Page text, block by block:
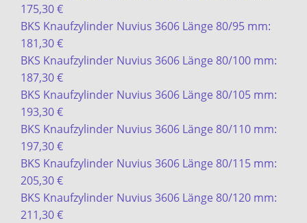
175,30 €
BKS Knaufzylinder Nuvius 3606 Länge 80/95 mm:
181,30 €
BKS Knaufzylinder Nuvius 3606 Länge 80/100 mm:
187,30 €
BKS Knaufzylinder Nuvius 3606 Länge 80/105 mm:
193,30 €
BKS Knaufzylinder Nuvius 3606 Länge 80/110 mm:
197,30 €
BKS Knaufzylinder Nuvius 3606 Länge 80/115 mm:
205,30 €
BKS Knaufzylinder Nuvius 3606 Länge 80/120 mm:
211,30 €